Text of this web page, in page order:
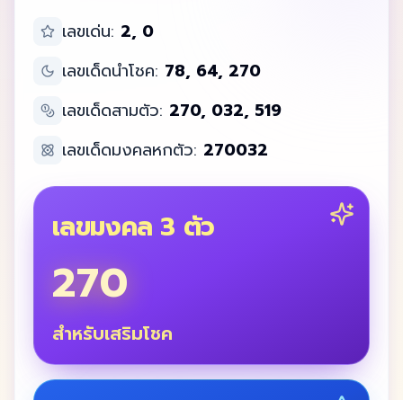
เลขเด่น: 2, 0
เลขเด็ดนำโชค: 78, 64, 270
เลขเด็ดสามตัว: 270, 032, 519
เลขเด็ดมงคลหกตัว: 270032
เลขมงคล 3 ตัว
270
สำหรับเสริมโชค